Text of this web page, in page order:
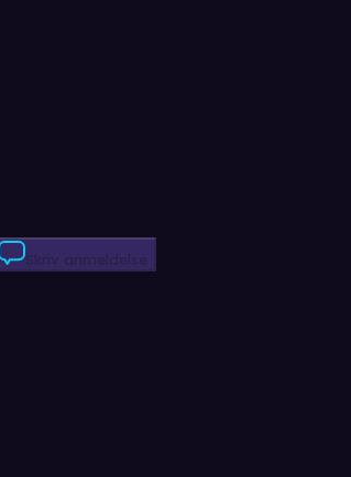
Skriv anmeldelse